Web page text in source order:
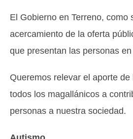
El Gobierno en Terreno, como
acercamiento de la oferta
que presentan las personas
Queremos relevar el aporte
todos los magallánicos a
personas a nuestra sociedad.